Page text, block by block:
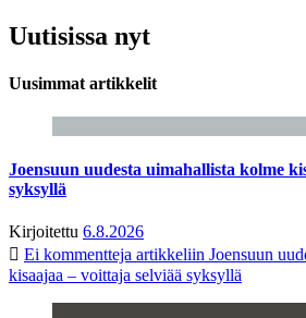
Uutisissa nyt
Uusimmat artikkelit
Joensuun uudesta uimahallista kolme
syksyllä
Kirjoitettu 6.8.2026
Ei kommentteja artikkeliin Joensuun
kisaajaa – voittaja selviää syksyllä